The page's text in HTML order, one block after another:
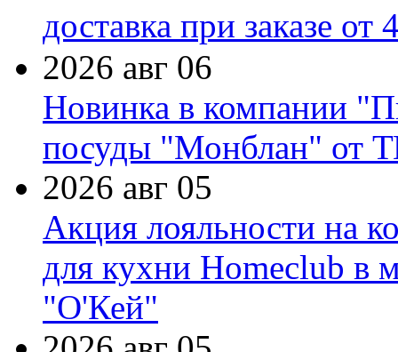
доставка при заказе от
2026 авг 06
Новинка в компании
посуды "Монблан" от
2026 авг 05
Акция лояльности на
для кухни Homeclub в
"О'Кей"